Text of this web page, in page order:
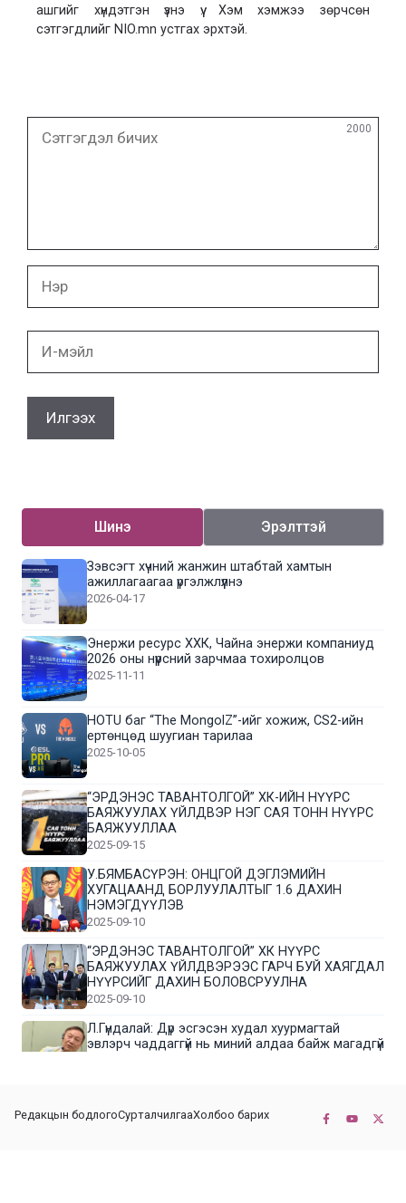
ашгийг хүндэтгэн үзнэ үү. Хэм хэмжээ зөрчсөн
сэтгэгдлийг NIO.mn устгах эрхтэй.
бичих
2000
Шинэ Эрэлттэй
Зэвсэгт хүчний жанжин штабтай хамтын
ажиллагаагаа үргэлжлүүлнэ
2026-04-17
Энержи ресурс ХХК, Чайна энержи компаниуд
2026 оны нүүрсний зарчмаа тохиролцов
2025-11-11
HOTU баг “The MongolZ”-ийг хожиж, CS2-ийн
ертөнцөд шуугиан тарилаа
2025-10-05
“ЭРДЭНЭС ТАВАНТОЛГОЙ” ХК-ИЙН НҮҮРС
БАЯЖУУЛАХ ҮЙЛДВЭР НЭГ САЯ ТОНН НҮҮРС
БАЯЖУУЛЛАА
2025-09-15
У.БЯМБАСҮРЭН: ОНЦГОЙ ДЭГЛЭМИЙН
ХУГАЦААНД БОРЛУУЛАЛТЫГ 1.6 ДАХИН
НЭМЭГДҮҮЛЭВ
2025-09-10
“ЭРДЭНЭС ТАВАНТОЛГОЙ” ХК НҮҮРС
БАЯЖУУЛАХ ҮЙЛДВЭРЭЭС ГАРЧ БУЙ ХАЯГДАЛ
НҮҮРСИЙГ ДАХИН БОЛОВСРУУЛНА
2025-09-10
Л.Гүндалай: Дүр эсгэсэн худал хуурмагтай
эвлэрч чаддаггүй нь миний алдаа байж магадгүй
БАГИЙН ИРГЭДИЙН ТӨЛӨӨЛӨЛ НҮҮРС
Редакцын бодлогоСурталчилгааХолбоо барих